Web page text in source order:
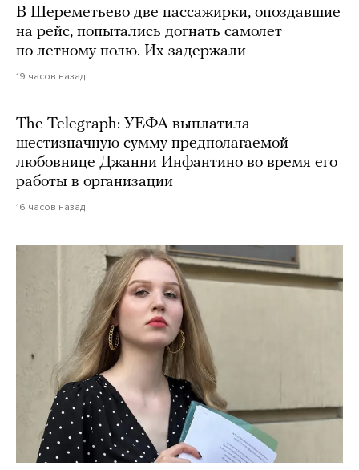
В Шереметьево две пассажирки, опоздавшие
на рейс, попытались догнать самолет
по летному полю. Их задержали
19 часов назад
The Telegraph: УЕФА выплатила
шестизначную сумму предполагаемой
любовнице Джанни Инфантино во время его
работы в организации
16 часов назад